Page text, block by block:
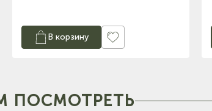
В корзину
ПОСМОТРЕТЬ